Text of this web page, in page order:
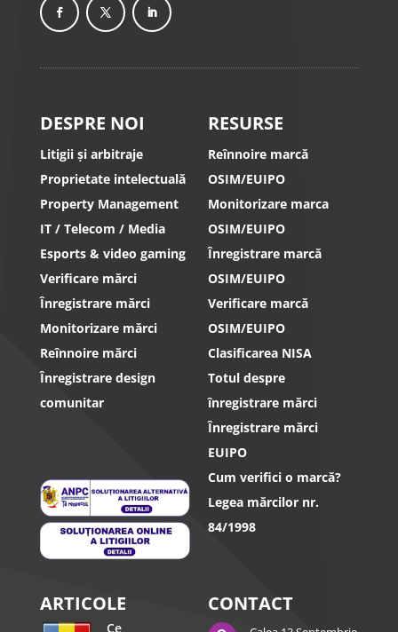
DESPRE NOI
Litigii și arbitraje
Proprietate intelectuală
Property Management
IT / Telecom / Media
Esports & video gaming
Verificare mărci
Înregistrare mărci
Monitorizare mărci
Reînnoire mărci
Înregistrare design
comunitar
RESURSE
Reînnoire marcă
OSIM/EUIPO
Monitorizare marca
OSIM/EUIPO
Înregistrare marcă
OSIM/EUIPO
Verificare marcă
OSIM/EUIPO
Clasificarea NISA
Totul despre
înregistrare mărci
Înregistrare mărci
EUIPO
Cum verifici o marcă?
Legea mărcilor nr.
84/1998
ARTICOLE
Ce
CONTACT